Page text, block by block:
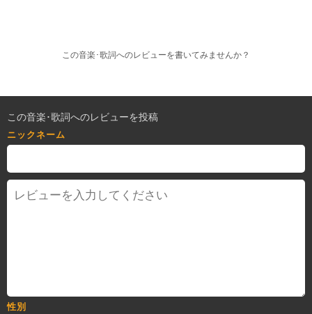
この音楽･歌詞へのレビューを書いてみませんか？
この音楽･歌詞へのレビューを投稿
ニックネーム
性別